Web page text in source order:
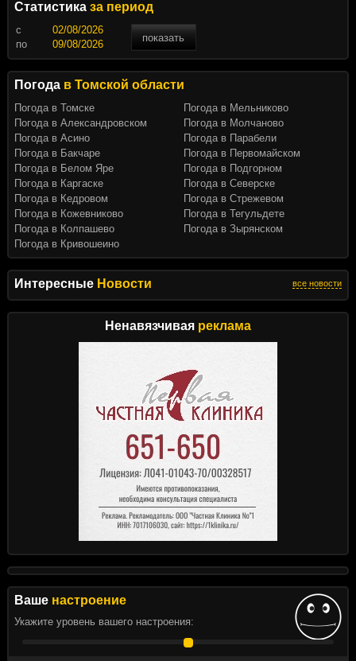
Интересные Новости все новости
Ненавязчивая реклама
Ваше настроение
Укажите уровень вашего настроения:
Статистика за период
c
показать
по
Погода в Томской области
Погода в Томске
Погода в Александровском
Погода в Асино
Погода в Бакчаре
Погода в Белом Яре
Погода в Каргаске
Погода в Кедровом
Погода в Кожевниково
Погода в Колпашево
Погода в Кривошеино
Погода в Мельниково
Погода в Молчаново
Погода в Парабели
Погода в Первомайском
Погода в Подгорном
Погода в Северске
Погода в Стрежевом
Погода в Тегульдете
Погода в Зырянском